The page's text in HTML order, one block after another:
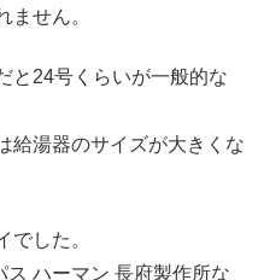
ません。
と24号くらいが一般的な
給湯器のサイズが大きくな
でした。
ハーマン 長府製作所な